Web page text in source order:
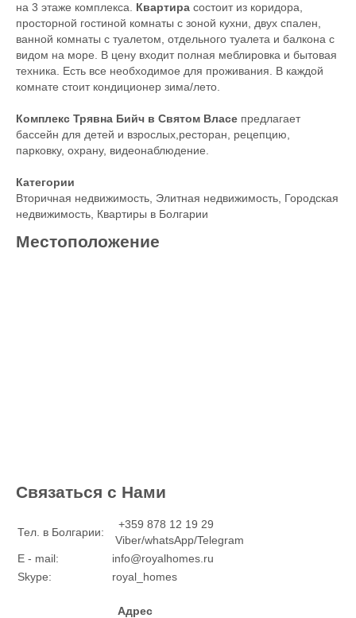
на 3 этаже комплекса. Квартира состоит из коридора,
просторной гостиной комнаты с зоной кухни, двух спален,
ванной комнаты с туалетом, отдельного туалета и балкона с
видом на море. В цену входит полная меблировка и бытовая
техника. Есть все необходимое для проживания. В каждой
комнате стоит кондиционер зима/лето.
Комплекс Трявна Бийч в Святом Власе предлагает
бассейн для детей и взрослых,ресторан, рецепцию,
парковку, охрану, видеонаблюдение.
Категории
Вторичная недвижимость, Элитная недвижимость, Городская
недвижимость, Квартиры в Болгарии
Местоположение
Связаться с Нами
Тел. в Болгарии:
+359 878 12 19 29
Viber/whatsApp/Telegram
E - mail:
info@royalhomes.ru
Skype:
royal_homes
Адрес